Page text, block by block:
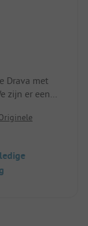
Drava met
zijn er een
is erg